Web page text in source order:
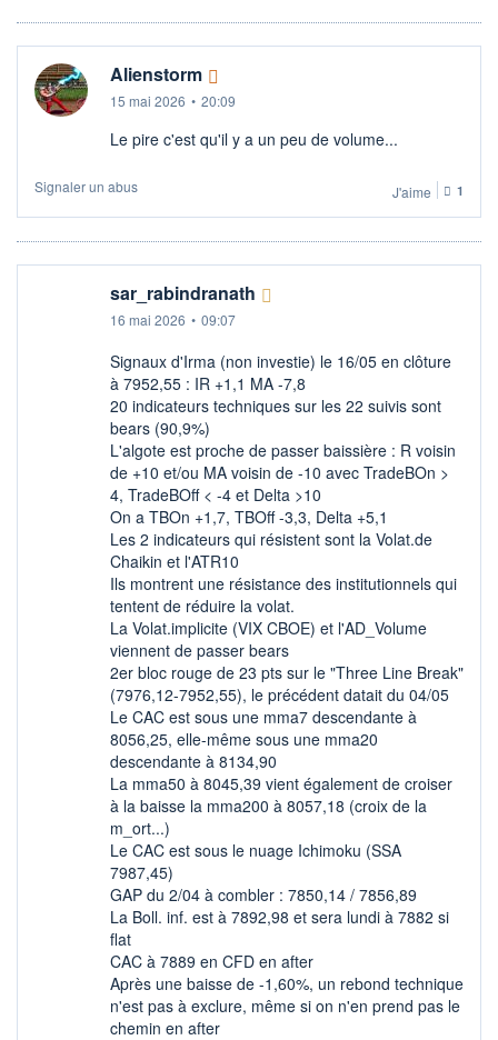
Alienstorm
15 mai 2026 • 20:09
Le pire c'est qu'il y a un peu de volume...
Signaler un abus J'aime 1
sar_rabindranath
16 mai 2026 • 09:07
Signaux d'Irma (non investie) le 16/05 en clôture
à 7952,55 : IR +1,1 MA -7,8
20 indicateurs techniques sur les 22 suivis sont
bears (90,9%)
L'algote est proche de passer baissière : R voisin
de +10 et/ou MA voisin de -10 avec TradeBOn >
4, TradeBOff < -4 et Delta >10
On a TBOn +1,7, TBOff -3,3, Delta +5,1
Les 2 indicateurs qui résistent sont la Volat.de
Chaikin et l'ATR10
Ils montrent une résistance des institutionnels qui
tentent de réduire la volat.
La Volat.implicite (VIX CBOE) et l'AD_Volume
viennent de passer bears
2er bloc rouge de 23 pts sur le "Three Line Break"
(7976,12-7952,55), le précédent datait du 04/05
Le CAC est sous une mma7 descendante à
8056,25, elle-même sous une mma20
descendante à 8134,90
La mma50 à 8045,39 vient également de croiser
à la baisse la mma200 à 8057,18 (croix de la
m_ort...)
Le CAC est sous le nuage Ichimoku (SSA
7987,45)
GAP du 2/04 à combler : 7850,14 / 7856,89
La Boll. inf. est à 7892,98 et sera lundi à 7882 si
flat
CAC à 7889 en CFD en after
Après une baisse de -1,60%, un rebond technique
n'est pas à exclure, même si on n'en prend pas le
chemin en after